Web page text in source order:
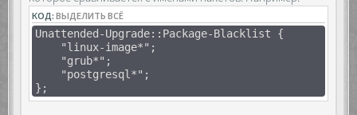
КОД:ВЫДЕЛИТЬ ВСЁ
Unattended-Upgrade::Package-Blacklist {
"linux-image*";
"grub*";
"postgresql*";
};